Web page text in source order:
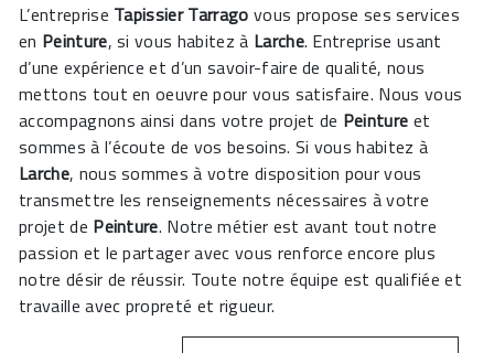
L’entreprise Tapissier Tarrago vous propose ses services
en Peinture, si vous habitez à Larche. Entreprise usant
d’une expérience et d’un savoir-faire de qualité, nous
mettons tout en oeuvre pour vous satisfaire. Nous vous
accompagnons ainsi dans votre projet de Peinture et
sommes à l’écoute de vos besoins. Si vous habitez à
Larche, nous sommes à votre disposition pour vous
transmettre les renseignements nécessaires à votre
projet de Peinture. Notre métier est avant tout notre
passion et le partager avec vous renforce encore plus
notre désir de réussir. Toute notre équipe est qualifiée et
travaille avec propreté et rigueur.